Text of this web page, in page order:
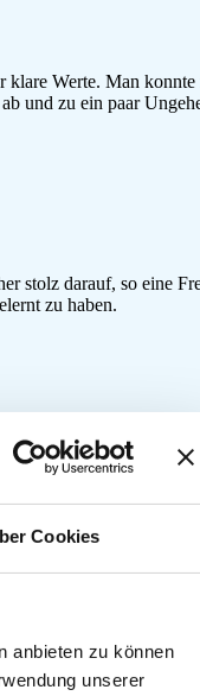
Cookies
anbieten zu können
unserer
klare Werte. Man
und zu ein paar
stolz darauf, so eine
zu haben.